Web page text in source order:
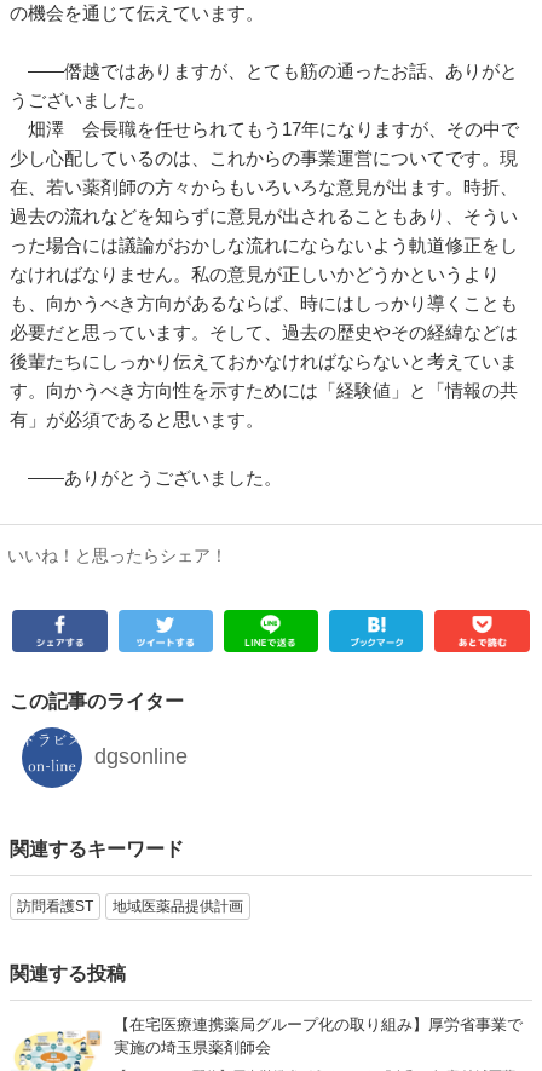
の機会を通じて伝えています。
――僭越ではありますが、とても筋の通ったお話、ありがと
うございました。
畑澤 会長職を任せられてもう17年になりますが、その中で
少し心配しているのは、これからの事業運営についてです。現
在、若い薬剤師の方々からもいろいろな意見が出ます。時折、
過去の流れなどを知らずに意見が出されることもあり、そうい
った場合には議論がおかしな流れにならないよう軌道修正をし
なければなりません。私の意見が正しいかどうかというより
も、向かうべき方向があるならば、時にはしっかり導くことも
必要だと思っています。そして、過去の歴史やその経緯などは
後輩たちにしっかり伝えておかなければならないと考えていま
す。向かうべき方向性を示すためには「経験値」と「情報の共
有」が必須であると思います。
――ありがとうございました。
いいね！と思ったらシェア！
この記事のライター
dgsonline
関連するキーワード
訪問看護ST 地域医薬品提供計画
関連する投稿
【在宅医療連携薬局グループ化の取り組み】厚労省事業で
実施の埼玉県薬剤師会